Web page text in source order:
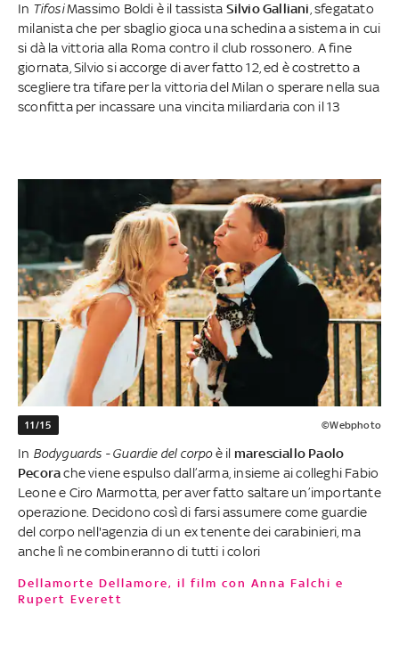
In TifosiMassimo Boldi è il tassista Silvio Galliani , sfegatato
milanista che per sbaglio gioca una schedina a sistema in cui
si dà la vittoria alla Roma contro il club rossonero. A fine
giornata, Silvio si accorge di aver fatto 12, ed è costretto a
scegliere tra tifare per la vittoria del Milan o sperare nella sua
sconfitta per incassare una vincita miliardaria con il 13
11/15 ©Webphoto
In Bodyguards - Guardie del corpoè il maresciallo Paolo
Pecorache viene espulso dall’arma, insieme ai colleghi Fabio
Leone e Ciro Marmotta, per aver fatto saltare un’importante
operazione. Decidono così di farsi assumere come guardie
del corpo nell'agenzia di un ex tenente dei carabinieri, ma
anche lì ne combineranno di tutti i colori
Dellamorte Dellamore, il film con Anna Falchi e
Rupert Everett